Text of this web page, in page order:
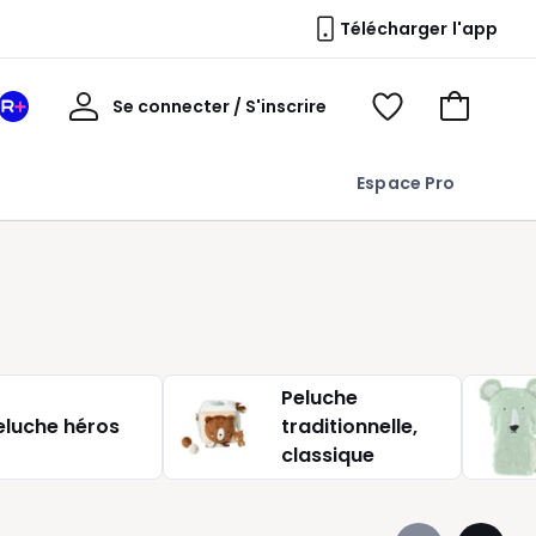
Télécharger l'app
Espace Pro
Mon
Se connecter / S'inscrire
Mon
Voir
Voir
héros
Peluche
traditionnelle,
classique